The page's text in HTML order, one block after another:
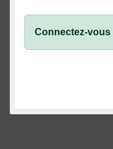
Connectez-vous